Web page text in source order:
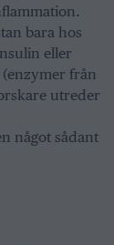
bara hos
eller
från
utreder
något sådant